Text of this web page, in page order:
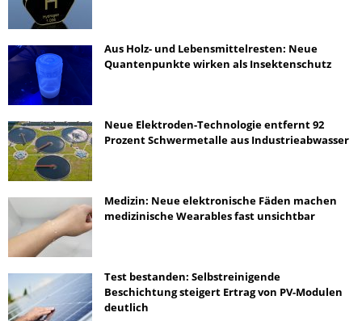
Aus Holz- und Lebensmittelresten: Neue
Quantenpunkte wirken als Insektenschutz
Neue Elektroden-Technologie entfernt 92
Prozent Schwermetalle aus Industrieabwasser
Medizin: Neue elektronische Fäden machen
medizinische Wearables fast unsichtbar
Test bestanden: Selbstreinigende
Beschichtung steigert Ertrag von PV-Modulen
deutlich